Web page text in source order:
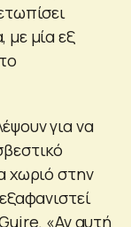
με μία εξ
για να
χωριό στην
«Αν αυτή